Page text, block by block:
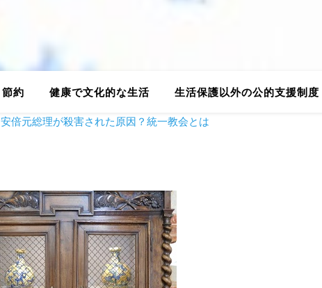
節約 健康で文化的な生活 生活保護以外の公的支援制度
安倍元総理が殺害された原因？統一教会とは